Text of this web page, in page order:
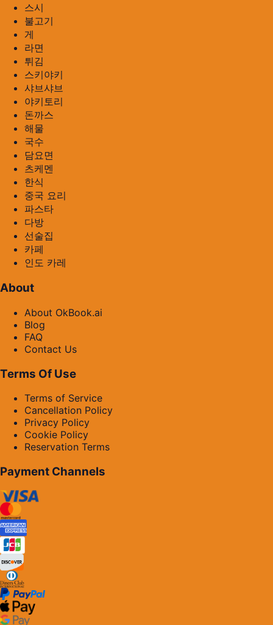
스시
불고기
게
라면
튀김
스키야키
샤브샤브
야키토리
돈까스
해물
국수
담요면
츠케멘
한식
중국 요리
파스타
다방
선술집
카페
인도 카레
About
About OkBook.ai
Blog
FAQ
Contact Us
Terms Of Use
Terms of Service
Cancellation Policy
Privacy Policy
Cookie Policy
Reservation Terms
Payment Channels